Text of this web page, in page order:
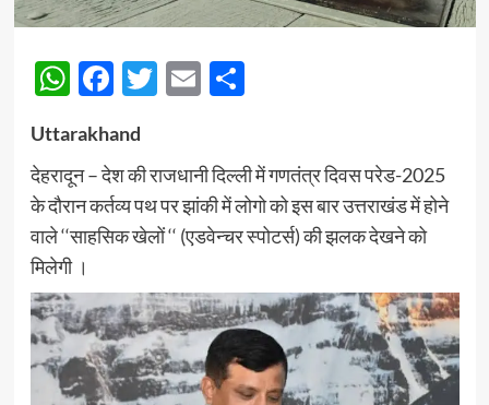
WhatsApp
Facebook
Twitter
EmailShare
Uttarakhand
देहरादून – देश की राजधानी दिल्ली में गणतंत्र दिवस परेड-2025
के दौरान कर्तव्य पथ पर झांकी में लोगो को इस बार उत्तराखंड में होने
वाले ‘‘साहसिक खेलों ‘‘ (एडवेन्चर स्पोटर्स) की झलक देखने को
मिलेगी ।